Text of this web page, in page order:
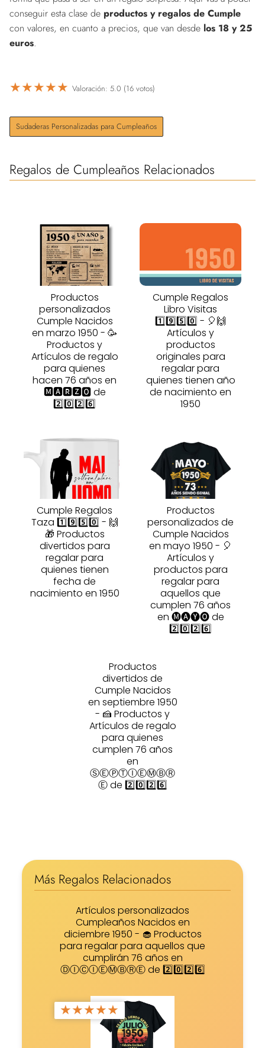
conseguir esta clase de productos y regalos de Cumple
con valores, en cuanto a precios, que van desde los 18 y 25
euros.
★★★★★ Valoración: 5.0 (16 votos)
Sudaderas Personalizadas para Cumpleaños
Regalos de Cumpleaños Relacionados
Productos
personalizados
Cumple Nacidos
en marzo 1950 - 🥳
Productos y
Artículos de regalo
para quienes
hacen 76 años en
🅼🅰🆁🆉🅾 de
2️⃣0️⃣2️⃣6️⃣
Cumple Regalos
Libro Visitas
1️⃣9️⃣5️⃣0️⃣ - 🎈🙌
Artículos y
productos
originales para
regalar para
quienes tienen año
de nacimiento en
1950
Cumple Regalos
Taza 1️⃣9️⃣5️⃣0️⃣ - 🙌
🎁 Productos
divertidos para
regalar para
quienes tienen
fecha de
nacimiento en 1950
Productos
personalizados de
Cumple Nacidos
en mayo 1950 - 🎈
Artículos y
productos para
regalar para
aquellos que
cumplen 76 años
en 🅜🅐🅨🅞 de
2️⃣0️⃣2️⃣6️⃣
Productos
divertidos de
Cumple Nacidos
en septiembre 1950
- 🍰 Productos y
Artículos de regalo
para quienes
cumplen 76 años
en
ⓈⒺⓅⓉⒾⒺⓂⒷⓇ
Ⓔ de 2️⃣0️⃣2️⃣6️⃣
Más Regalos Relacionados
Artículos personalizados
Cumpleaños Nacidos en
diciembre 1950 - 🧁 Productos
para regalar para aquellos que
cumplirán 76 años en
ⒹⒾⒸⒾⒺⓂⒷⓇⒺ de 2️⃣0️⃣2️⃣6️⃣
★★★★★